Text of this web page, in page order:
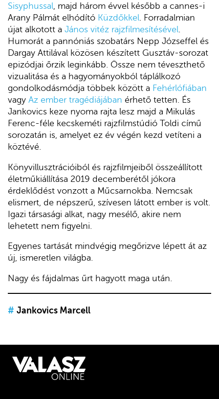
Sisyphussal, majd három évvel később a cannes-i
Arany Pálmát elhódító Küzdőkkel. Forradalmian
újat alkotott a János vitéz rajzfilmesítésével.
Humorát a pannóniás szobatárs Nepp Józseffel és
Dargay Attilával közösen készített Gusztáv-sorozat
epizódjai őrzik leginkább. Össze nem téveszthető
vizualitása és a hagyományokból táplálkozó
gondolkodásmódja többek között a Fehérlófiában
vagy Az ember tragédiájában érhető tetten. És
Jankovics keze nyoma rajta lesz majd a Mikulás
Ferenc-féle kecskeméti rajzfilmstúdió Toldi című
sorozatán is, amelyet ez év végén kezd vetíteni a
köztévé.
Könyvillusztrációiból és rajzfilmjeiből összeállított
életműkiállítása 2019 decemberétől jókora
érdeklődést vonzott a Műcsarnokba. Nemcsak
elismert, de népszerű, szívesen látott ember is volt.
Igazi társasági alkat, nagy mesélő, akire nem
lehetett nem figyelni.
Egyenes tartását mindvégig megőrizve lépett át az
új, ismeretlen világba.
Nagy és fájdalmas űrt hagyott maga után.
# Jankovics Marcell